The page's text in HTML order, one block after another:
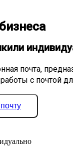
или
почта,
с почтой